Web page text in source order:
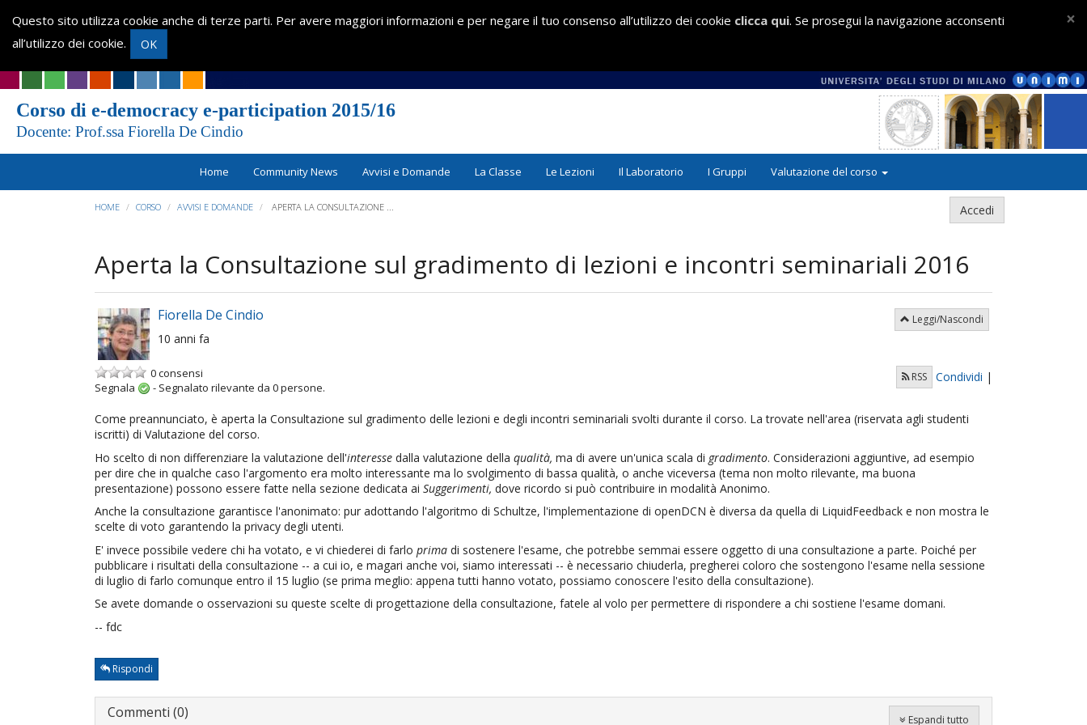
×
Questo sito utilizza cookie anche di terze parti. Per avere maggiori informazioni e per negare il tuo consenso all’utilizzo dei cookie clicca qui. Se prosegui la navigazione acconsenti
all’utilizzo dei cookie.
OK
Corso di e-democracy e-participation 2015/16
Docente: Prof.ssa Fiorella De Cindio
Home Community News Avvisi e Domande La Classe Le Lezioni Il Laboratorio I Gruppi Valutazione del corso
HOME CORSO AVVISI E DOMANDE APERTA LA CONSULTAZIONE ... Accedi
Aperta la Consultazione sul gradimento di lezioni e incontri seminariali 2016
Fiorella De Cindio Leggi/Nascondi
10 anni fa
0 consensi
Segnala
- Segnalato rilevante da 0persone.
RSS Condividi |
Come preannunciato, è aperta la Consultazione sul gradimento delle lezioni e degli incontri seminariali svolti durante il corso. La trovate nell'area (riservata agli studenti
iscritti) di Valutazione del corso.
Ho scelto di non differenziare la valutazione dell'interesse dalla valutazione della qualità, ma di avere un'unica scala di gradimento. Considerazioni aggiuntive, ad esempio
per dire che in qualche caso l'argomento era molto interessante ma lo svolgimento di bassa qualità, o anche viceversa (tema non molto rilevante, ma buona
presentazione) possono essere fatte nella sezione dedicata ai Suggerimenti, dove ricordo si può contribuire in modalità Anonimo.
Anche la consultazione garantisce l'anonimato: pur adottando l'algoritmo di Schultze, l'implementazione di openDCN è diversa da quella di LiquidFeedback e non mostra le
scelte di voto garantendo la privacy degli utenti.
E' invece possibile vedere chi ha votato, e vi chiederei di farlo prima di sostenere l'esame, che potrebbe semmai essere oggetto di una consultazione a parte. Poiché per
pubblicare i risultati della consultazione -- a cui io, e magari anche voi, siamo interessati -- è necessario chiuderla, pregherei coloro che sostengono l'esame nella sessione
di luglio di farlo comunque entro il 15 luglio (se prima meglio: appena tutti hanno votato, possiamo conoscere l'esito della consultazione).
Se avete domande o osservazioni su queste scelte di progettazione della consultazione, fatele al volo per permettere di rispondere a chi sostiene l'esame domani.
-- fdc
Rispondi
Commenti (0) Espandi tutto